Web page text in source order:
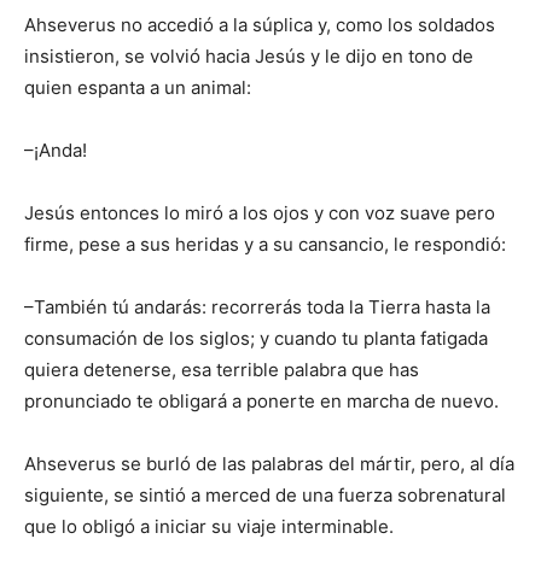
Ahseverus no accedió a la súplica y, como los soldados
insistieron, se volvió hacia Jesús y le dijo en tono de
quien espanta a un animal:
–¡Anda!
Jesús entonces lo miró a los ojos y con voz suave pero
firme, pese a sus heridas y a su cansancio, le respondió:
–También tú andarás: recorrerás toda la Tierra hasta la
consumación de los siglos; y cuando tu planta fatigada
quiera detenerse, esa terrible palabra que has
pronunciado te obligará a ponerte en marcha de nuevo.
Ahseverus se burló de las palabras del mártir, pero, al día
siguiente, se sintió a merced de una fuerza sobrenatural
que lo obligó a iniciar su viaje interminable.